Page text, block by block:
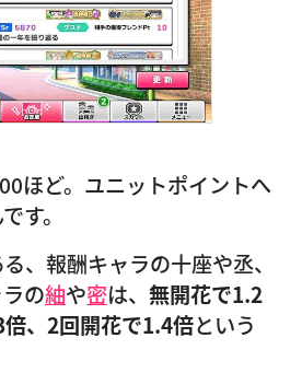
ほど。ユニットポイントへ
す。
、報酬キャラの十座や丞、
の紬や密は、 無開花で1.2
、2回開花で1.4倍という